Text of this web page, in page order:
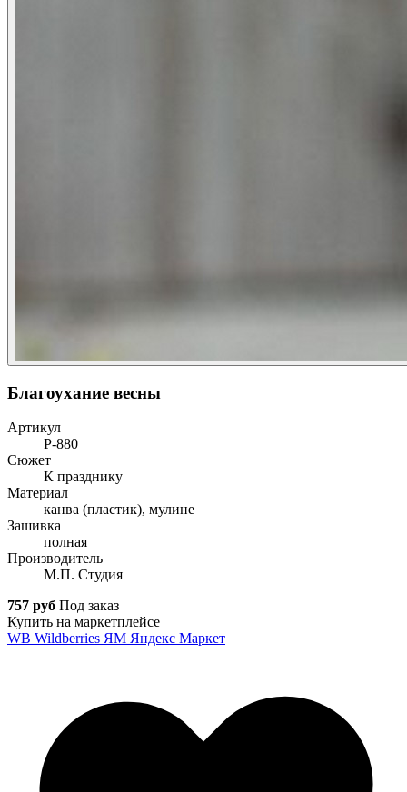
Благоухание весны
Артикул
Р-880
Сюжет
К празднику
Материал
канва (пластик), мулине
Зашивка
полная
Производитель
М.П. Студия
757 руб Под заказ
Купить на маркетплейсе
WB Wildberries ЯМ Яндекс Маркет